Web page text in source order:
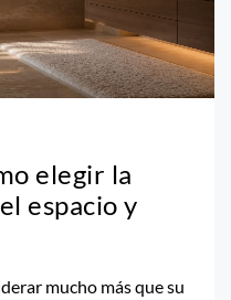
elegir la
espacio y
mucho más que su